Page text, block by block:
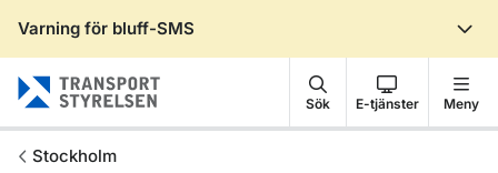
Varning för bluff-SMS
Sök E-tjänster Meny
Stockholm